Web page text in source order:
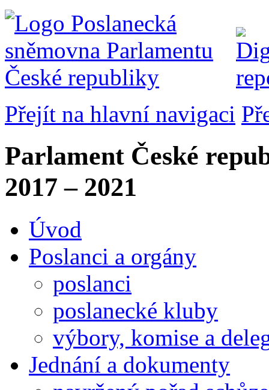
Přejít na hlavní navigaci
Parlament České
2017 – 2021
Úvod
Poslanci a orgány
poslanci
poslanecké kluby
výbory, komise a
Jednání a dokumenty